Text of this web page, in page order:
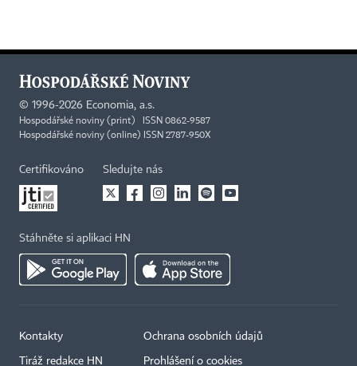
© 1996-2026 Economia, a.s.
Hospodářské noviny (print) ISSN 0862-9587
Hospodářské noviny (online) ISSN 2787-950X
Certifikováno Sledujte nás
Stáhněte si aplikaci HN
Kontakty
Tiráž redakce HN
Ochrana osobních údajů
Prohlášení o cookies